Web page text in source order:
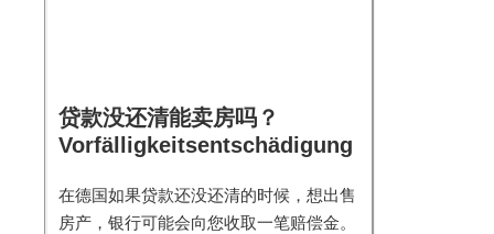
贷款没还清能卖房吗？
Vorfälligkeitsentschädigung
在德国如果贷款还没还清的时候，想出售
房产，银行可能会向您收取一笔赔偿金。